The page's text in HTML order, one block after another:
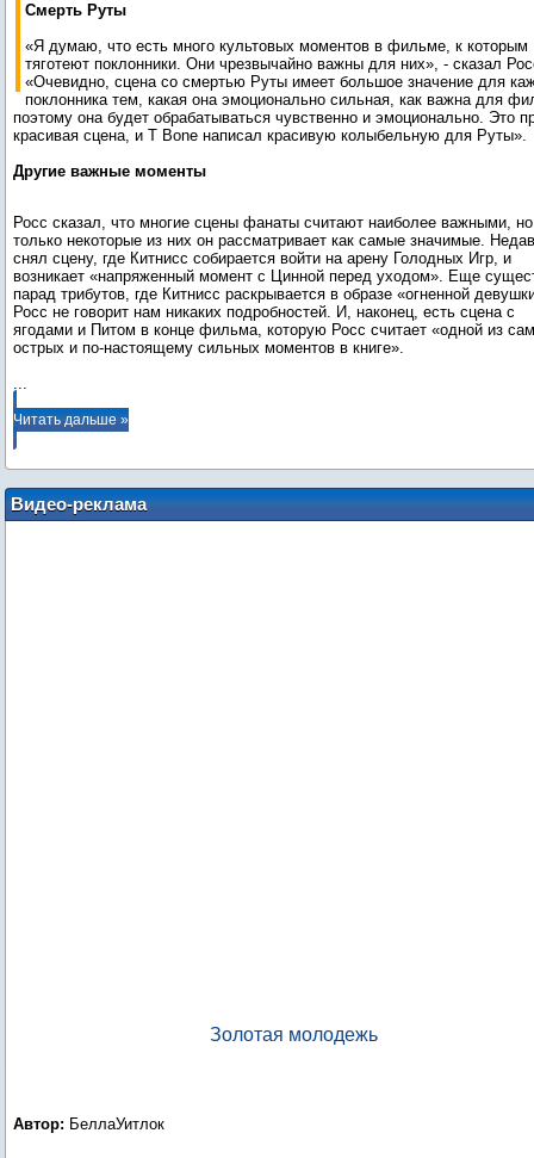
Смерть Руты
«Я думаю, что есть много культовых моментов в фильме, к которым
тяготеют поклонники. Они чрезвычайно важны для них», - сказал
«Очевидно, сцена со смертью Руты имеет большое значение для
поклонника тем, какая она эмоционально сильная, как важна для
поэтому она будет обрабатываться чувственно и эмоционально. Это
красивая сцена, и T Bone написал красивую колыбельную для Руты».
Другие важные моменты
Росс сказал, что многие сцены фанаты считают наиболее важными, но
только некоторые из них он рассматривает как самые значимые.
снял сцену, где Китнисс собирается войти на арену Голодных Игр, и
возникает «напряженный момент с Цинной перед уходом». Еще
парад трибутов, где Китнисс раскрывается в образе «огненной
Росс не говорит нам никаких подробностей. И, наконец, есть сцена с
ягодами и Питом в конце фильма, которую Росс считает «одной из
...
Читать дальше »
Видео-реклама
Золотая молодежь
Автор: БеллаУитлок